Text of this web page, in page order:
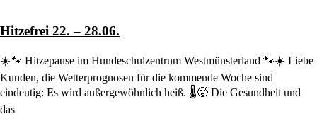
Hitzefrei 22. – 28.06.
☀️🐾 Hitzepause im Hundeschulzentrum Westmünsterland 🐾☀️ Liebe
Kunden, die Wetterprognosen für die kommende Woche sind
eindeutig: Es wird außergewöhnlich heiß. 🌡️🥵 Die Gesundheit und
das